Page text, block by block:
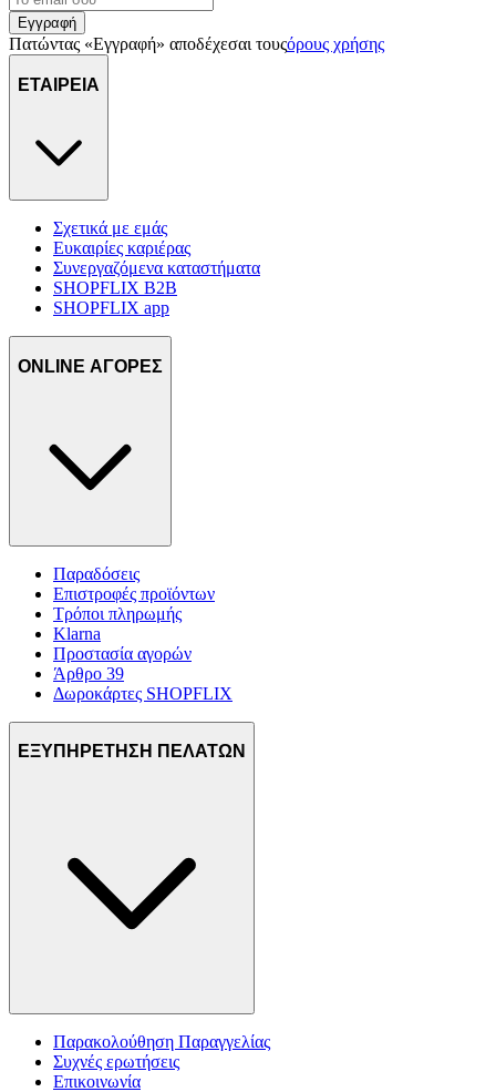
Εγγραφή
Πατώντας «Εγγραφή» αποδέχεσαι τουςόρους χρήσης
ΕΤΑΙΡΕΙΑ
Σχετικά με εμάς
Ευκαιρίες καριέρας
Συνεργαζόμενα καταστήματα
SHOPFLIX B2B
SHOPFLIX app
ONLINE ΑΓΟΡΕΣ
Παραδόσεις
Επιστροφές προϊόντων
Τρόποι πληρωμής
Klarna
Προστασία αγορών
Άρθρο 39
Δωροκάρτες SHOPFLIX
ΕΞΥΠΗΡΕΤΗΣΗ ΠΕΛΑΤΩΝ
Παρακολούθηση Παραγγελίας
Συχνές ερωτήσεις
Επικοινωνία